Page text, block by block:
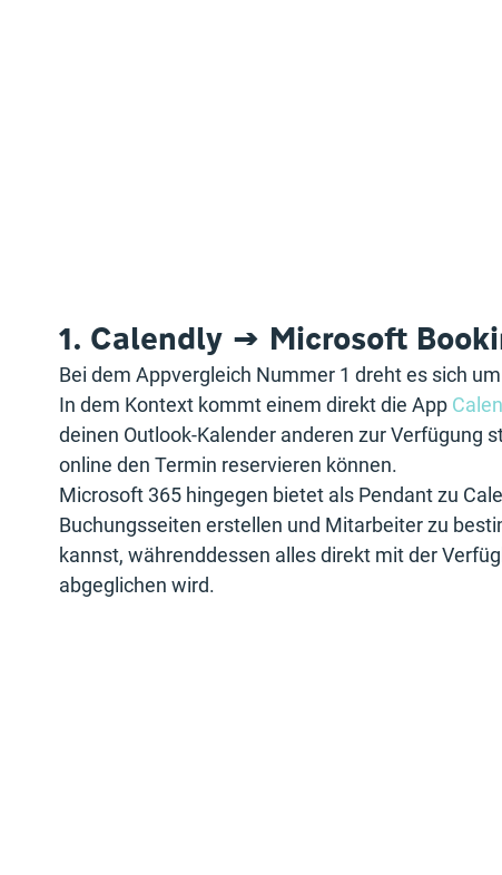
1. Calendly → Microsoft
Bei dem Appvergleich Nummer 1 dreht es sich
In dem Kontext kommt einem direkt die App
deinen Outlook-Kalender anderen zur Verfügung
online den Termin reservieren können.
Microsoft 365 hingegen bietet als Pendant zu
Buchungsseiten erstellen und Mitarbeiter zu
kannst, währenddessen alles direkt mit der
abgeglichen wird.